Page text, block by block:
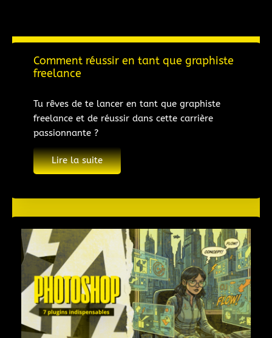
Comment réussir en tant que graphiste
freelance
Tu rêves de te lancer en tant que graphiste
freelance et de réussir dans cette carrière
passionnante ?
Lire la suite